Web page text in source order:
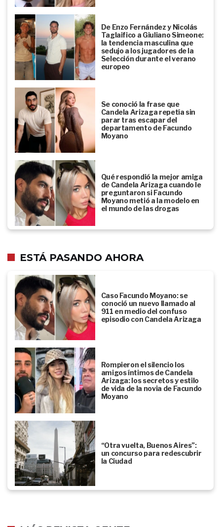
De Enzo Fernández y Nicolás
Taglaifico a Giuliano Simeone:
la tendencia masculina que
sedujo a los jugadores de la
Selección durante el verano
europeo
Se conoció la frase que
Candela Arizaga repetía sin
parar tras escapar del
departamento de Facundo
Moyano
Qué respondió la mejor amiga
de Candela Arizaga cuando le
preguntaron si Facundo
Moyano metió a la modelo en
el mundo de las drogas
ESTÁ PASANDO AHORA
Caso Facundo Moyano: se
conoció un nuevo llamado al
911 en medio del confuso
episodio con Candela Arizaga
Rompieron el silencio los
amigos íntimos de Candela
Arizaga: los secretos y estilo
de vida de la novia de Facundo
Moyano
“Otra vuelta, Buenos Aires”:
un concurso para redescubrir
la Ciudad